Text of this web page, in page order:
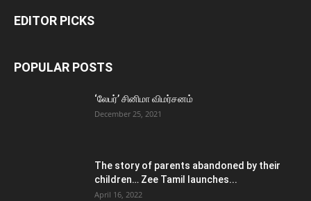
EDITOR PICKS
POPULAR POSTS
‘லேபர்’ சினிமா விமர்சனம்
December 25, 2021
The story of parents abandoned by their
children… Zee Tamil launches...
April 16, 2022